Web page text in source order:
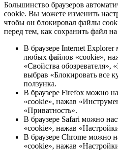
Большинство браузеров
cookie. Вы можете изменить
чтобы он блокировал файлы
перед тем, как сохранить файл
В браузере Internet Explorer
любых файлов «cookie»,
«Свойства обозревателя»,
выбрав «Блокировать все
ползунка.
В браузере Firefox можно
«cookie», нажав
«Приватность».
В браузере Safari можно
«cookie», нажав
В браузере Chrome можно
«cookie», нажав